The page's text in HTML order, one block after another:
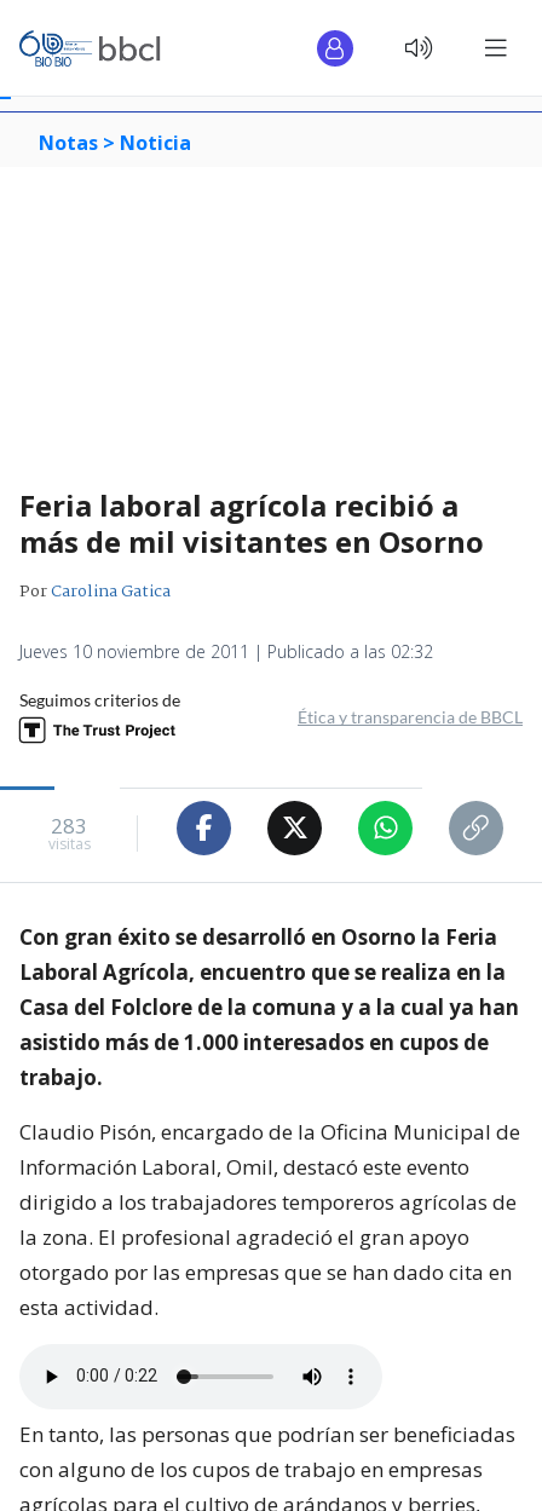
Notas > Noticia
Feria laboral agrícola recibió a
más de mil visitantes en Osorno
PorCarolina Gatica
Jueves 10 noviembre de 2011 | Publicado a las 02:32
Seguimos criterios de
Ética y transparencia de BBCL
283
visitas
Con gran éxito se desarrolló en Osorno la Feria
Laboral Agrícola, encuentro que se realiza en la
Casa del Folclore de la comuna y a la cual ya han
asistido más de 1.000 interesados en cupos de
trabajo.
Claudio Pisón, encargado de la Oficina Municipal de
Información Laboral, Omil, destacó este evento
dirigido a los trabajadores temporeros agrícolas de
la zona. El profesional agradeció el gran apoyo
otorgado por las empresas que se han dado cita en
esta actividad.
En tanto, las personas que podrían ser beneficiadas
con alguno de los cupos de trabajo en empresas
agrícolas para el cultivo de arándanos y berries,